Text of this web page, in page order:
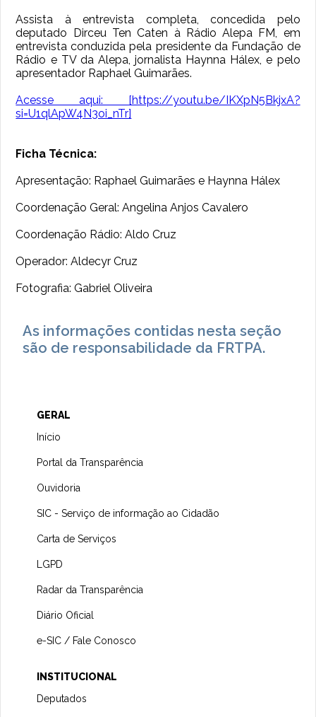
Assista à entrevista completa, concedida pelo
deputado Dirceu Ten Caten à Rádio Alepa FM, em
entrevista conduzida pela presidente da Fundação de
Rádio e TV da Alepa, jornalista Haynna Hálex, e pelo
apresentador Raphael Guimarães.
Acesse aqui: [https://youtu.be/IKXpN5BkjxA?
si=U1qlApW4N3oi_nTr]
Ficha Técnica:
Apresentação: Raphael Guimarães e Haynna Hálex
Coordenação Geral: Angelina Anjos Cavalero
Coordenação Rádio: Aldo Cruz
Operador: Aldecyr Cruz
Fotografia: Gabriel Oliveira
As informações contidas nesta seção
são de responsabilidade da FRTPA.
GERAL
Início
Portal da Transparência
Ouvidoria
SIC - Serviço de informação ao Cidadão
Carta de Serviços
LGPD
Radar da Transparência
Diário Oficial
e-SIC / Fale Conosco
INSTITUCIONAL
Deputados